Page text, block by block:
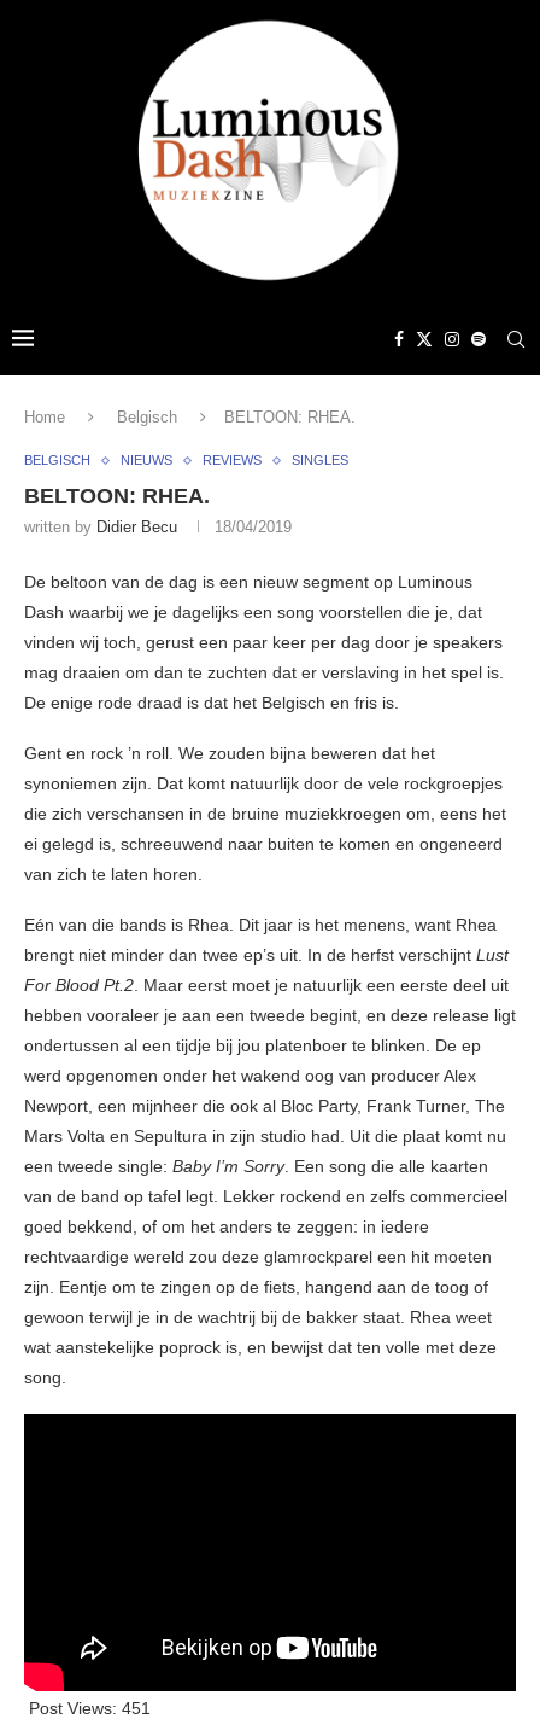
Home Belgisch BELTOON: RHEA.
BELGISCH NIEUWS REVIEWS SINGLES
BELTOON: RHEA.
written by Didier Becu 18/04/2019
De beltoon van de dag is een nieuw segment op Luminous
Dash waarbij we je dagelijks een song voorstellen die je, dat
vinden wij toch, gerust een paar keer per dag door je speakers
mag draaien om dan te zuchten dat er verslaving in het spel is.
De enige rode draad is dat het Belgisch en fris is.
Gent en rock ’n roll. We zouden bijna beweren dat het
synoniemen zijn. Dat komt natuurlijk door de vele rockgroepjes
die zich verschansen in de bruine muziekkroegen om, eens het
ei gelegd is, schreeuwend naar buiten te komen en ongeneerd
van zich te laten horen.
Eén van die bands is Rhea. Dit jaar is het menens, want Rhea
brengt niet minder dan twee ep’s uit. In de herfst verschijnt Lust
For Blood Pt.2. Maar eerst moet je natuurlijk een eerste deel uit
hebben vooraleer je aan een tweede begint, en deze release ligt
ondertussen al een tijdje bij jou platenboer te blinken. De ep
werd opgenomen onder het wakend oog van producer Alex
Newport, een mijnheer die ook al Bloc Party, Frank Turner, The
Mars Volta en Sepultura in zijn studio had. Uit die plaat komt nu
een tweede single: Baby I’m Sorry. Een song die alle kaarten
van de band op tafel legt. Lekker rockend en zelfs commercieel
goed bekkend, of om het anders te zeggen: in iedere
rechtvaardige wereld zou deze glamrockparel een hit moeten
zijn. Eentje om te zingen op de fiets, hangend aan de toog of
gewoon terwijl je in de wachtrij bij de bakker staat. Rhea weet
wat aanstekelijke poprock is, en bewijst dat ten volle met deze
song.
Post Views: 451